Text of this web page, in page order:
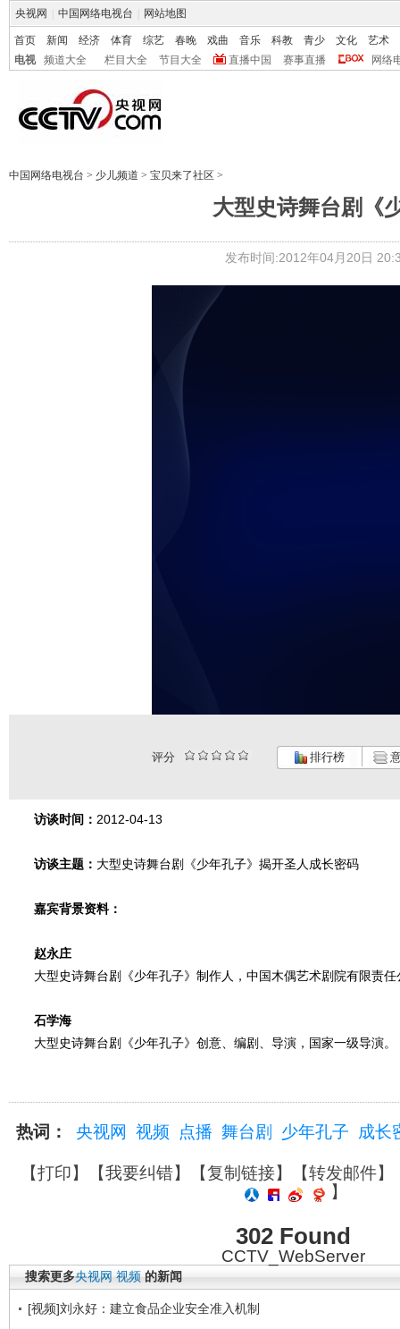
央视网 中国网络电视台 网站地图
首页 新闻 经济 体育 综艺 春晚 戏曲 音乐 科教 青少 文化
艺术
电视
频道大全 栏目大全 节目大全 直播中国 赛事直播 网络
中国网络电视台 > 少儿频道 > 宝贝来了社区 >
大型史诗舞台剧《
发布时间:2012年04月20日
评分 排行榜
访谈时间： 2012-04-13
访谈主题： 大型史诗舞台剧《少年孔子》揭开圣人成长密码
嘉宾背景资料：
赵永庄
大型史诗舞台剧《少年孔子》制作人，中国木偶艺术剧院有限责
石学海
大型史诗舞台剧《少年孔子》创意、编剧、导演，国家一级导演。
热词： 央视网 视频 点播 舞台剧 少年孔子 成长
【打印】【我要纠错】【复制链接】【转发邮件】
】
302 Found
CCTV_WebServer
搜索更多央视网 视频 的新闻
[视频]刘永好：建立食品企业安全准入机制